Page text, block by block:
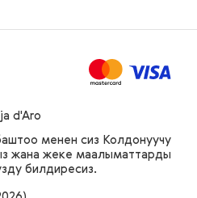
менен сиз Колдонуучу
жана жеке маалыматтарды
билдиресиз.
d'Aro